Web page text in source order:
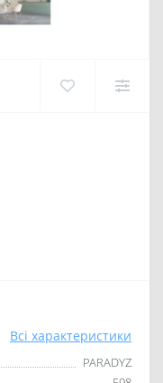
Всі характеристики
PARADYZ